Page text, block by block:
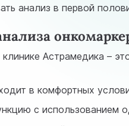
анализ в первой
Астрамедика –
в комфортных
с использованием